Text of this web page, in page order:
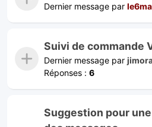
Dernier message par
Suivi de commande
Dernier message par
Réponses : 6
Suggestion pour